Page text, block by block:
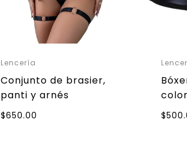
Lencería
Conjunto de brasier,
panti y arnés
$650.00 $